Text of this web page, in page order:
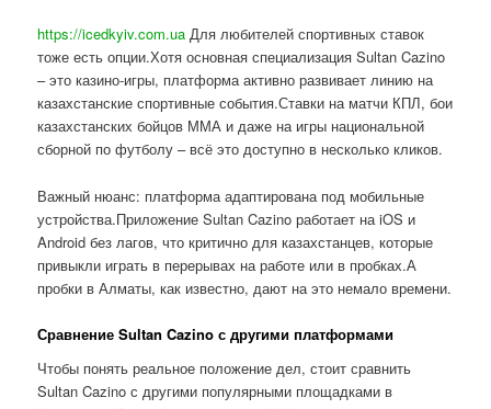
https://icedkyiv.com.ua Для любителей спортивных ставок
тоже есть опции.Хотя основная специализация Sultan Cazino
– это казино-игры, платформа активно развивает линию на
казахстанские спортивные события.Ставки на матчи КПЛ, бои
казахстанских бойцов ММА и даже на игры национальной
сборной по футболу – всё это доступно в несколько кликов.
Важный нюанс: платформа адаптирована под мобильные
устройства.Приложение Sultan Cazino работает на iOS и
Android без лагов, что критично для казахстанцев, которые
привыкли играть в перерывах на работе или в пробках.А
пробки в Алматы, как известно, дают на это немало времени.
Сравнение Sultan Cazino с другими платформами
Чтобы понять реальное положение дел, стоит сравнить
Sultan Cazino с другими популярными площадками в